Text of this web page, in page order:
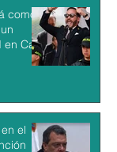
como
en Cali
el